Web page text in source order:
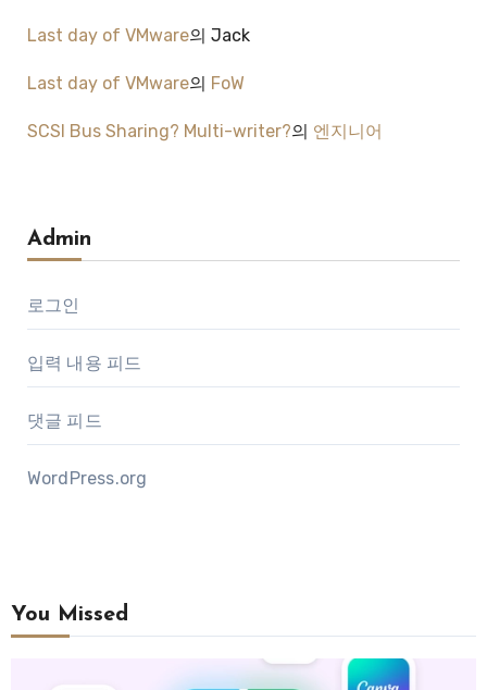
Last day of VMware의 Jack
Last day of VMware의 FoW
SCSI Bus Sharing? Multi-writer?의 엔지니어
Admin
로그인
입력 내용 피드
댓글 피드
WordPress.org
You Missed